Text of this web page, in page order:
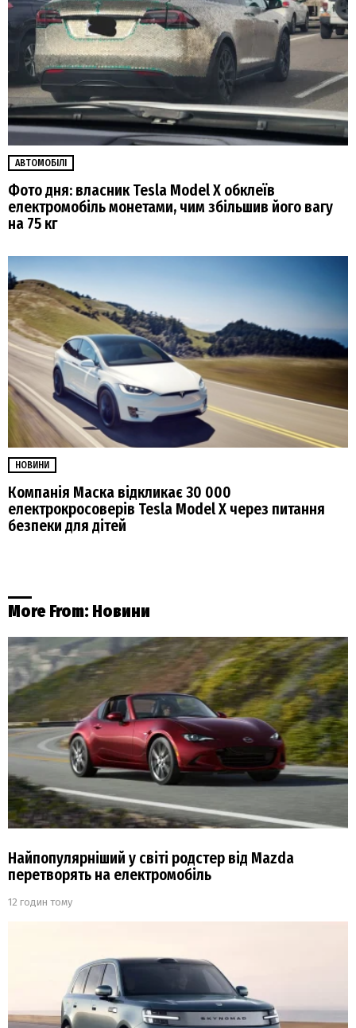
АВТОМОБІЛІ
Фото дня: власник Tesla Model X обклеїв
електромобіль монетами, чим збільшив його вагу
на 75 кг
НОВИНИ
Компанія Маска відкликає 30 000
електрокросоверів Tesla Model X через питання
безпеки для дітей
More From: Новини
Найпопулярніший у світі родстер від Mazda
перетворять на електромобіль
12 годин тому